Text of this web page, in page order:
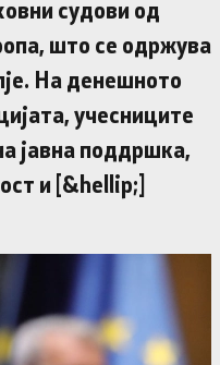
судови од
што се одржува
На денешното
учесниците
јавна поддршка,
и [&hellip;]